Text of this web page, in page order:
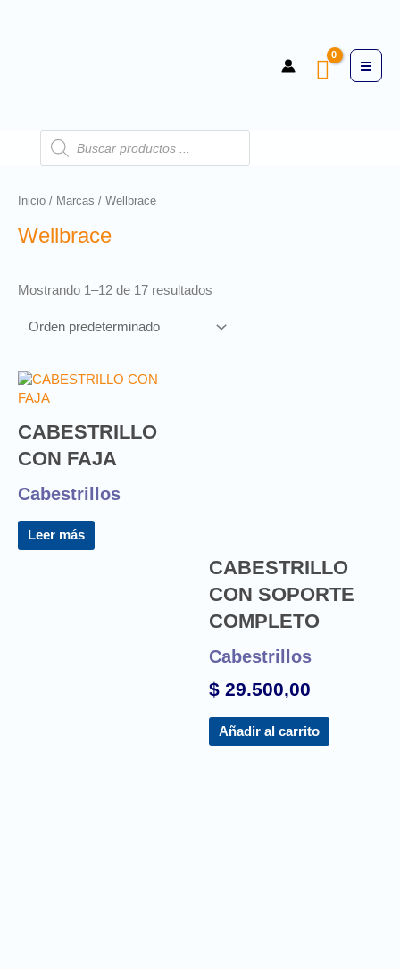
Inicio / Marcas / Wellbrace
Wellbrace
Mostrando 1–12 de 17 resultados
CABESTRILLO
CON FAJA
Cabestrillos
Leer más
CABESTRILLO
CON SOPORTE
COMPLETO
Cabestrillos
$ 29.500,00
Añadir al carrito